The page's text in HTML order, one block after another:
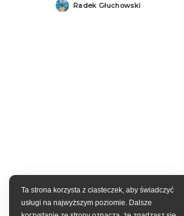
Posted
by
Radek Głuchowski
Ta strona korzysta z ciasteczek, aby świadczyć
usługi na najwyższym poziomie. Dalsze